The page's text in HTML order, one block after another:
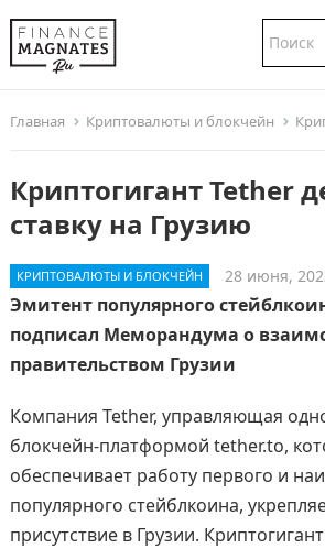
Главная Криптовалюты и блокчейн
Криптогигант Tether
ставку на Грузию
КРИПТОВАЛЮТЫ И БЛОКЧЕЙН 28 июня,
Эмитент популярного
подписал Меморандума о
правительством Грузии
Компания Tether, управляющая
блокчейн-платформой tether.to,
обеспечивает работу первого и
популярного стейблкоина,
присутствие в Грузии.